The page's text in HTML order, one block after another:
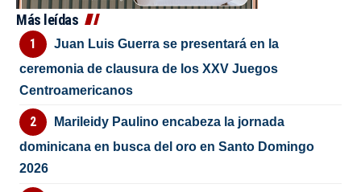
Más leídas
Juan Luis Guerra se presentará en la
ceremonia de clausura de los XXV Juegos
Centroamericanos
Marileidy Paulino encabeza la jornada
dominicana en busca del oro en Santo Domingo
2026